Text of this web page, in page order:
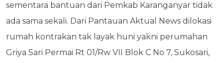
sementara bantuan dari Pemkab Karanganyar tidak
ada sama sekali. Dari Pantauan Aktual News dilokasi
rumah kontrakan tak layak huni yakni perumahan
Griya Sari Permai Rt 01/Rw VII Blok C No 7, Sukosari,